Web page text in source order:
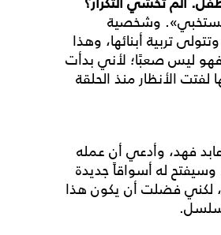
وشخصية
تربية أبنائها، وهذا
فهو ليس صعبًا؛ لأني بدأت
لفتت الأنظار منذ الحلقة
فهد، وأدعي أن عمله
له أسواقاً جديدة
لكني فضلت أن يكون هذا